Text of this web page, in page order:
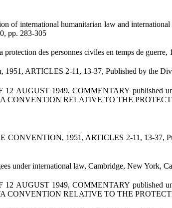
of international humanitarian law and
pp. 283-305
des personnes civiles en temps de guerre,
1951, ARTICLES 2-11, 13-37, Published by the
AUGUST 1949, COMMENTARY published
CONVENTION RELATIVE TO THE
1951, ARTICLES 2-11, 13-37,
under international law, Cambridge, New York,
AUGUST 1949, COMMENTARY published
CONVENTION RELATIVE TO THE